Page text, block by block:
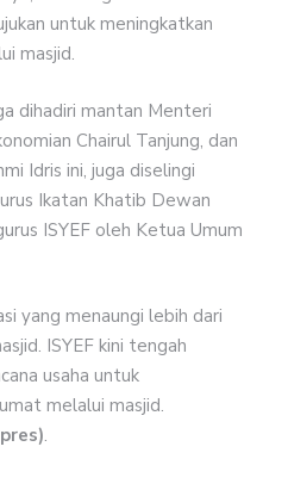
untuk meningkatkan
masjid.
dihadiri mantan Menteri
Chairul Tanjung, dan
Idris ini, juga diselingi
Ikatan Khatib Dewan
ISYEF oleh Ketua Umum
yang menaungi lebih dari
ISYEF kini tengah
usaha untuk
melalui masjid.
.